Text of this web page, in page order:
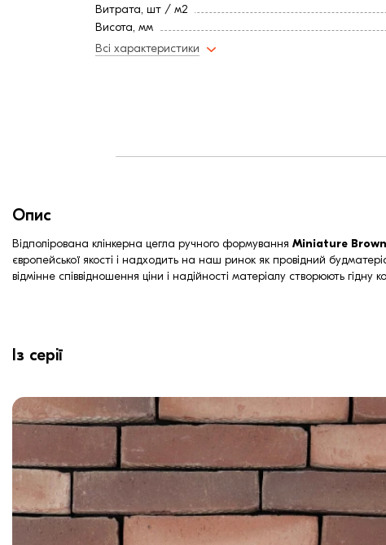
Витрата, шт / м2
Висота, мм
Довжина, мм
Всі характеристики
Опис
Відполірована клінкерна цегла ручного формування Miniature
європейської якості і надходить на наш ринок як провідний
відмінне співвідношення ціни і надійності матеріалу створюють гідну
Із серії